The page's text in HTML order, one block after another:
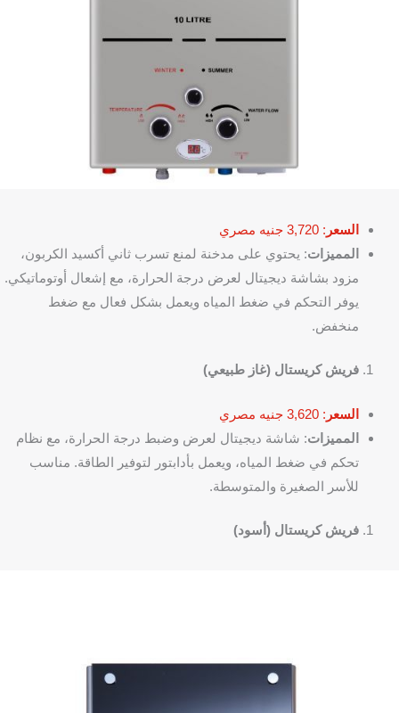
السعر : 3,720 جنيه مصري
المميزات: يحتوي على مدخنة لمنع تسرب ثاني أكسيد الكربون،
مزود بشاشة ديجيتال لعرض درجة الحرارة، مع إشعال أوتوماتيكي.
يوفر التحكم في ضغط المياه ويعمل بشكل فعال مع ضغط
منخفض.
فريش كريستال (غاز طبيعي)
السعر : 3,620 جنيه مصري
المميزات: شاشة ديجيتال لعرض وضبط درجة الحرارة، مع نظام
تحكم في ضغط المياه، ويعمل بأدابتور لتوفير الطاقة. مناسب
للأسر الصغيرة والمتوسطة.
فريش كريستال (أسود)